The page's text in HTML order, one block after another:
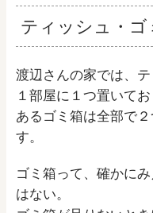
ティッシュ・ゴ
渡辺さんの家では、テ
１部屋に１つ置いて
あるゴミ箱は全部で
す。
ゴミ箱って、確かに
はない。